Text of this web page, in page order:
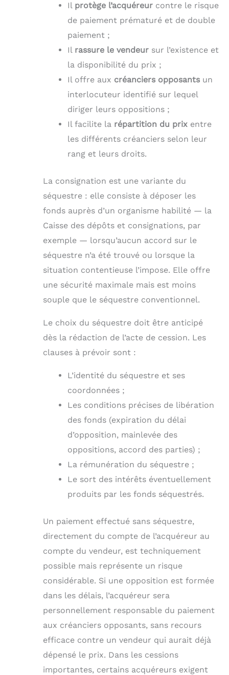
Il protège l’acquéreur contre le risque
de paiement prématuré et de double
paiement ;
Il rassure le vendeur sur l’existence et
la disponibilité du prix ;
Il offre aux créanciers opposants un
interlocuteur identifié sur lequel
diriger leurs oppositions ;
Il facilite la répartition du prix entre
les différents créanciers selon leur
rang et leurs droits.
La consignation est une variante du
séquestre : elle consiste à déposer les
fonds auprès d’un organisme habilité — la
Caisse des dépôts et consignations, par
exemple — lorsqu’aucun accord sur le
séquestre n’a été trouvé ou lorsque la
situation contentieuse l’impose. Elle offre
une sécurité maximale mais est moins
souple que le séquestre conventionnel.
Le choix du séquestre doit être anticipé
dès la rédaction de l’acte de cession. Les
clauses à prévoir sont :
L’identité du séquestre et ses
coordonnées ;
Les conditions précises de libération
des fonds (expiration du délai
d’opposition, mainlevée des
oppositions, accord des parties) ;
La rémunération du séquestre ;
Le sort des intérêts éventuellement
produits par les fonds séquestrés.
Un paiement effectué sans séquestre,
directement du compte de l’acquéreur au
compte du vendeur, est techniquement
possible mais représente un risque
considérable. Si une opposition est formée
dans les délais, l’acquéreur sera
personnellement responsable du paiement
aux créanciers opposants, sans recours
efficace contre un vendeur qui aurait déjà
dépensé le prix. Dans les cessions
importantes, certains acquéreurs exigent